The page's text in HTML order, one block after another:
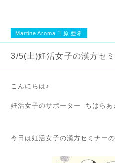
Martine Aroma 千原 亜希
3/5(土)妊活女子の漢方セ
こんにちは♪
妊活女子のサポーター ちはらあ
今日は妊活女子の漢方セミナー